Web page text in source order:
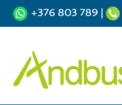
+376 803 789 |